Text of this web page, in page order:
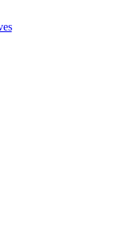
Siemens
Drives